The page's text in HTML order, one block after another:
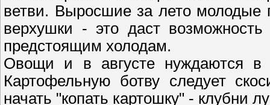
ветви. Выросшие за лето молодые
верхушки - это даст
предстоящим холодам.
Овощи и в августе нуждаются
Картофельную ботву следует
начать "копать картошку" - клубни